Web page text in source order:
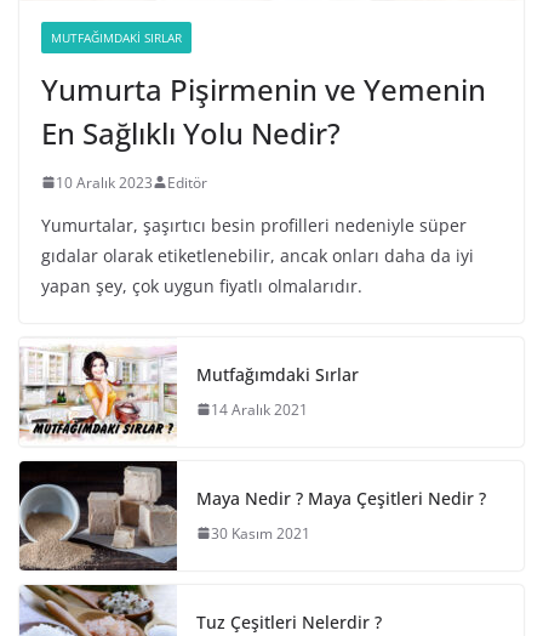
MUTFAĞIMDAKI SIRLAR
Yumurta Pişirmenin ve Yemenin
En Sağlıklı Yolu Nedir?
10 Aralık 2023 Editör
Yumurtalar, şaşırtıcı besin profilleri nedeniyle süper
gıdalar olarak etiketlenebilir, ancak onları daha da iyi
yapan şey, çok uygun fiyatlı olmalarıdır.
Mutfağımdaki Sırlar
14 Aralık 2021
Maya Nedir ? Maya Çeşitleri Nedir ?
30 Kasım 2021
Tuz Çeşitleri Nelerdir ?